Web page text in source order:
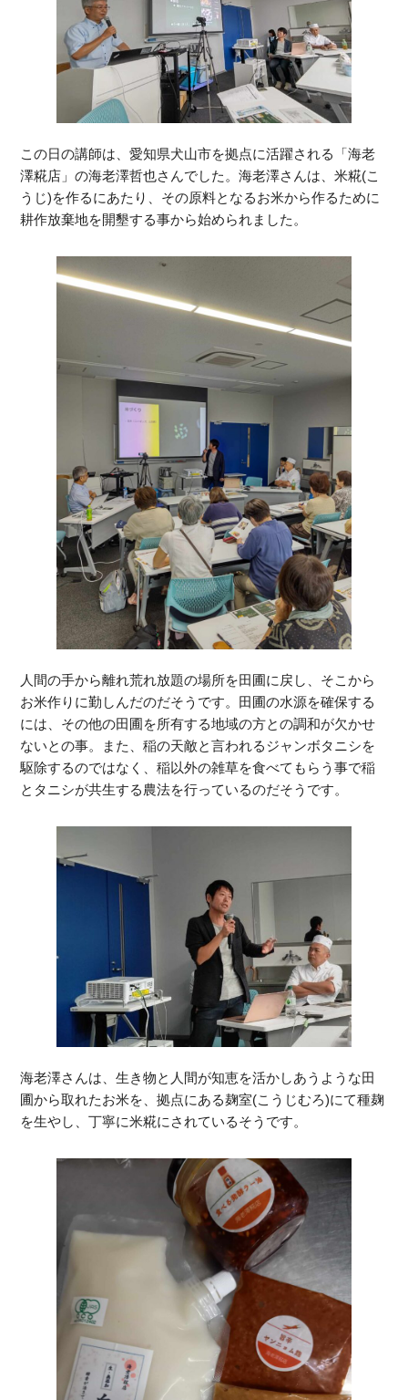
この日の講師は、愛知県犬山市を拠点に活躍される「海老
澤糀店」の海老澤哲也さんでした。海老澤さんは、米糀(こ
うじ)を作るにあたり、その原料となるお米から作るために
耕作放棄地を開墾する事から始められました。
人間の手から離れ荒れ放題の場所を田圃に戻し、そこから
お米作りに勤しんだのだそうです。田圃の水源を確保する
には、その他の田圃を所有する地域の方との調和が欠かせ
ないとの事。また、稲の天敵と言われるジャンボタニシを
駆除するのではなく、稲以外の雑草を食べてもらう事で稲
とタニシが共生する農法を行っているのだそうです。
海老澤さんは、生き物と人間が知恵を活かしあうような田
圃から取れたお米を、拠点にある麹室(こうじむろ)にて種麹
を生やし、丁寧に米糀にされているそうです。